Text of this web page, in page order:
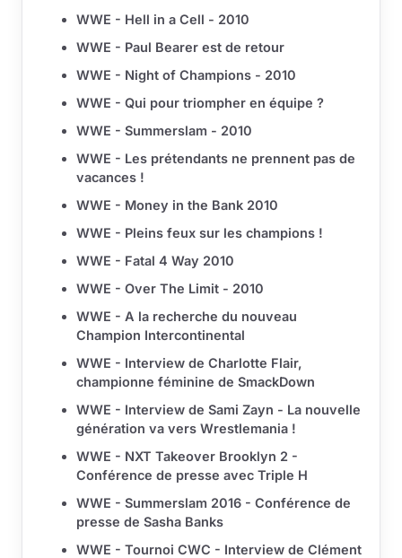
WWE - Hell in a Cell - 2010
WWE - Paul Bearer est de retour
WWE - Night of Champions - 2010
WWE - Qui pour triompher en équipe ?
WWE - Summerslam - 2010
WWE - Les prétendants ne prennent pas de
vacances !
WWE - Money in the Bank 2010
WWE - Pleins feux sur les champions !
WWE - Fatal 4 Way 2010
WWE - Over The Limit - 2010
WWE - A la recherche du nouveau
Champion Intercontinental
WWE - Interview de Charlotte Flair,
championne féminine de SmackDown
WWE - Interview de Sami Zayn - La nouvelle
génération va vers Wrestlemania !
WWE - NXT Takeover Brooklyn 2 -
Conférence de presse avec Triple H
WWE - Summerslam 2016 - Conférence de
presse de Sasha Banks
WWE - Tournoi CWC - Interview de Clément